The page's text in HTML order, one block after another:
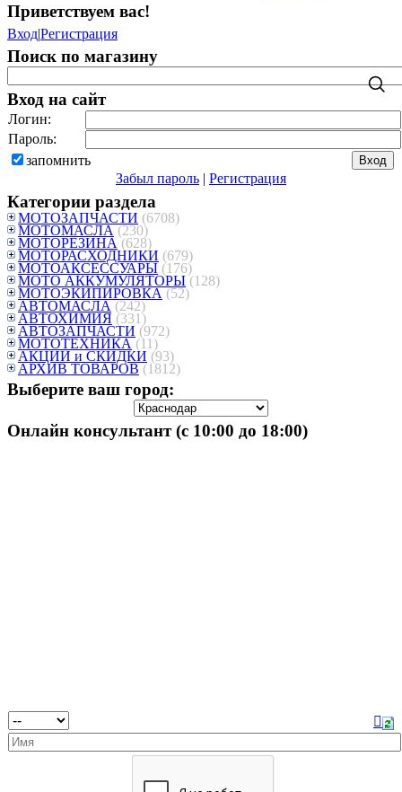
Приветствуем вас!
Вход|Регистрация
Поиск по магазину
Вход на сайт
Логин:
Пароль:
запомнить
Забыл пароль | Регистрация
Категории раздела
МОТОЗАПЧАСТИ (6708)
МОТОМАСЛА (230)
МОТОРЕЗИНА (628)
МОТОРАСХОДНИКИ (679)
МОТОАКСЕССУАРЫ (176)
МОТО АККУМУЛЯТОРЫ (128)
МОТОЭКИПИРОВКА (52)
АВТОМАСЛА (242)
АВТОХИМИЯ (331)
АВТОЗАПЧАСТИ (972)
МОТОТЕХНИКА (11)
АКЦИИ и СКИДКИ (93)
АРХИВ ТОВАРОВ (1812)
Выберите ваш город:
Онлайн консультант (с 10:00 до 18:00)